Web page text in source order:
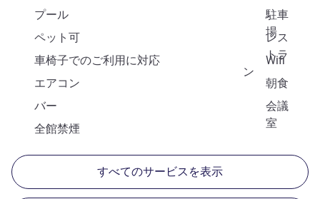
プール
駐車
場
ペット可
レス
トラ
ン
車椅子でのご利用に対応
Wifi
エアコン
朝食
バー
会議
室
全館禁煙
すべてのサービスを表示